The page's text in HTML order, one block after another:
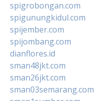
spigrobongan.com
spigunungkidul.com
spijember.com
spijombang.com
dianflores.id
sman48jkt.com
sman26jkt.com
sman03semarang.com